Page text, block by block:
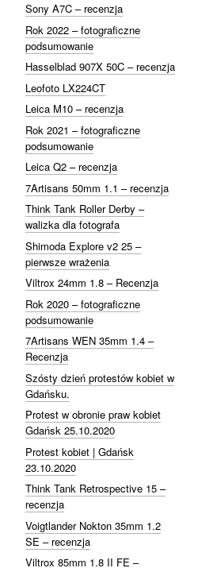
Sony A7C – recenzja
Rok 2022 – fotograficzne
podsumowanie
Hasselblad 907X 50C – recenzja
Leofoto LX224CT
Leica M10 – recenzja
Rok 2021 – fotograficzne
podsumowanie
Leica Q2 – recenzja
7Artisans 50mm 1.1 – recenzja
Think Tank Roller Derby –
walizka dla fotografa
Shimoda Explore v2 25 –
pierwsze wrażenia
Viltrox 24mm 1.8 – Recenzja
Rok 2020 – fotograficzne
podsumowanie
7Artisans WEN 35mm 1.4 –
Recenzja
Szósty dzień protestów kobiet w
Gdańsku.
Protest w obronie praw kobiet
Gdańsk 25.10.2020
Protest kobiet | Gdańsk
23.10.2020
Think Tank Retrospective 15 –
recenzja
Voigtlander Nokton 35mm 1.2
SE – recenzja
Viltrox 85mm 1.8 II FE –